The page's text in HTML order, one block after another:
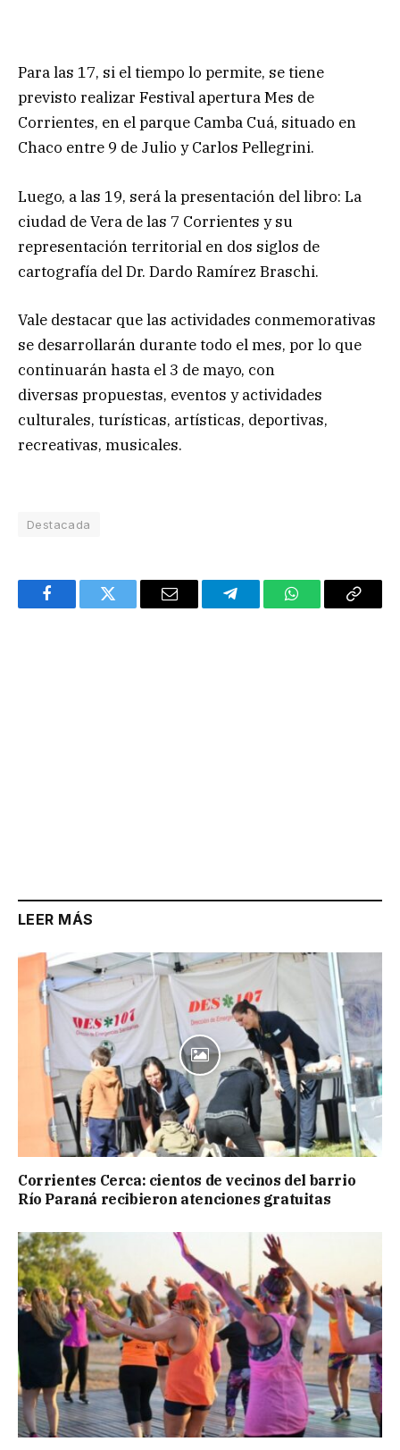
Para las 17, si el tiempo lo permite, se tiene
previsto realizar Festival apertura Mes de
Corrientes, en el parque Camba Cuá, situado en
Chaco entre 9 de Julio y Carlos Pellegrini.
Luego, a las 19, será la presentación del libro: La
ciudad de Vera de las 7 Corrientes y su
representación territorial en dos siglos de
cartografía del Dr. Dardo Ramírez Braschi.
Vale destacar que las actividades conmemorativas
se desarrollarán durante todo el mes, por lo que
continuarán hasta el 3 de mayo, con
diversas propuestas, eventos y actividades
culturales, turísticas, artísticas, deportivas,
recreativas, musicales.
Destacada
FacebookTwitter Email TelegramWhatsAppCopy
LEER MÁS
Corrientes Cerca: cientos de vecinos del barrio
Río Paraná recibieron atenciones gratuitas